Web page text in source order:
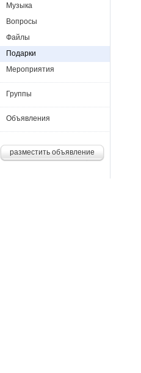
Музыка
Вопросы
Файлы
Подарки
Мероприятия
Группы
Объявления
разместить объявление